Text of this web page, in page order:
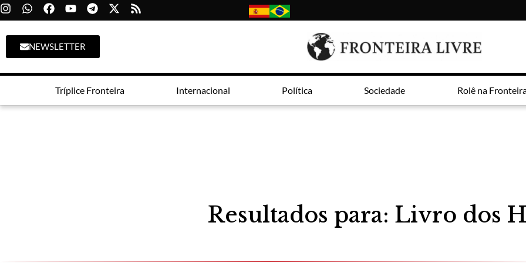
NEWSLETTER
Tríplice Fronteira Internacional Política Sociedade Rolê na
Resultados para: Livro dos